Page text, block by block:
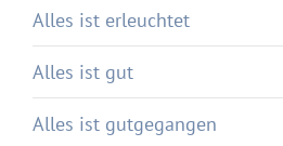
Alles ist erleuchtet
Alles ist gut
Alles ist gutgegangen